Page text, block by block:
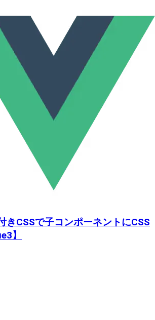
きCSSで子コンポーネントにCSS
】